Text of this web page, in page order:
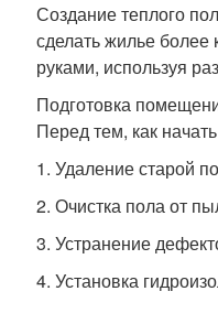
Создание теплого
сделать жилье
руками, используя
Подготовка
Перед тем, как
1. Удаление старой
2. Очистка пола от
3. Устранение
4. Установка